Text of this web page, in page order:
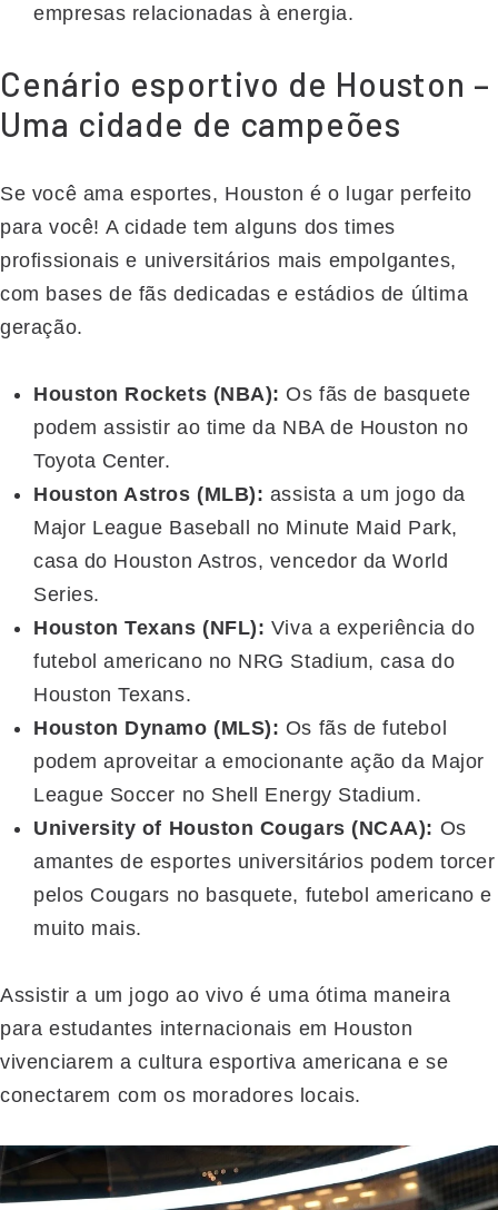
empresas relacionadas à energia.
Cenário esportivo de Houston –
Uma cidade de campeões
Se você ama esportes, Houston é o lugar perfeito
para você! A cidade tem alguns dos times
profissionais e universitários mais empolgantes,
com bases de fãs dedicadas e estádios de última
geração.
Houston Rockets (NBA): Os fãs de basquete
podem assistir ao time da NBA de Houston no
Toyota Center.
Houston Astros (MLB): assista a um jogo da
Major League Baseball no Minute Maid Park,
casa do Houston Astros, vencedor da World
Series.
Houston Texans (NFL): Viva a experiência do
futebol americano no NRG Stadium, casa do
Houston Texans.
Houston Dynamo (MLS): Os fãs de futebol
podem aproveitar a emocionante ação da Major
League Soccer no Shell Energy Stadium.
University of Houston Cougars (NCAA): Os
amantes de esportes universitários podem torcer
pelos Cougars no basquete, futebol americano e
muito mais.
Assistir a um jogo ao vivo é uma ótima maneira
para estudantes internacionais em Houston
vivenciarem a cultura esportiva americana e se
conectarem com os moradores locais.